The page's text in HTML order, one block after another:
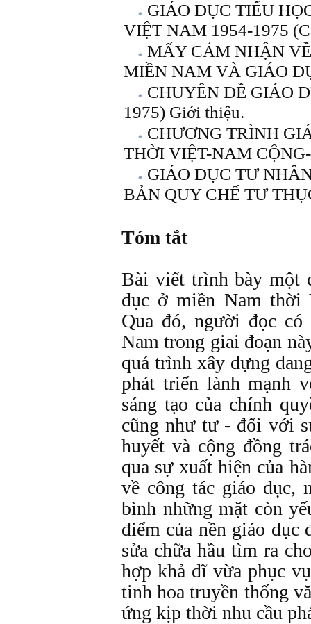
GIÁO DỤC TIỂU
VIỆT NAM 1954-1975
MẤY CẢM NHẬN
MIỀN NAM VÀ GIÁO
CHUYÊN ĐỀ GIÁO
1975) Giới thiệu.
CHƯƠNG TRÌNH
THỜI VIỆT-NAM
GIÁO DỤC TƯ
BẢN QUY CHẾ TƯ
Tóm tắt
Bài viết trình bày một
dục ở miền Nam thời
Qua đó, người đọc có
Nam trong giai đoạn
quá trình xây dựng
phát triển lành mạnh
sáng tạo của chính
cũng như tư - đối với
huyết và cộng đồng
qua sự xuất hiện của
về công tác giáo dục,
bình những mặt còn
điểm của nền giáo
sửa chữa hầu tìm ra
hợp khả dĩ vừa phục
tinh hoa truyền thống
ứng kịp thời nhu cầu